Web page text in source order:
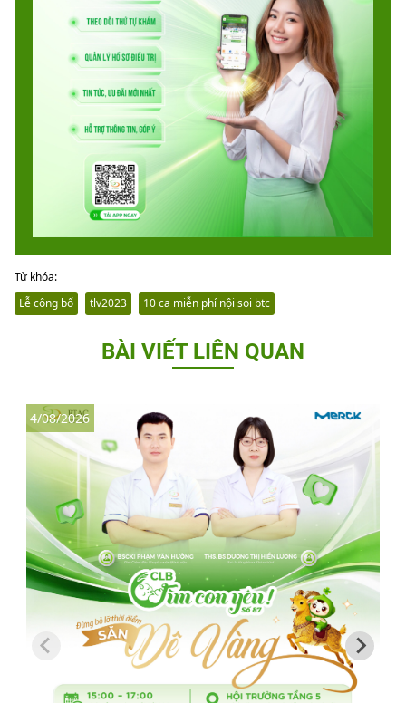
Từ khóa:
Lễ công bố
tlv2023 10 ca miễn phí nội soi btc
BÀI VIẾT LIÊN QUAN
4/08/2026